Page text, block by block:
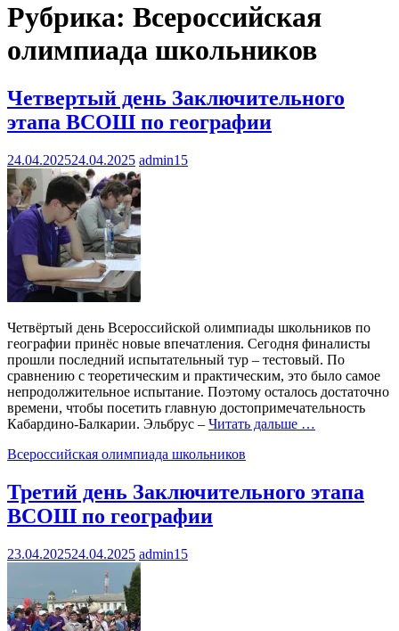
Рубрика: Всероссийская
олимпиада школьников
Четвертый день Заключительного
этапа ВСОШ по географии
24.04.202524.04.2025 admin15
Четвёртый день Всероссийской олимпиады школьников по
географии принёс новые впечатления. Сегодня финалисты
прошли последний испытательный тур – тестовый. По
сравнению с теоретическим и практическим, это было самое
непродолжительное испытание. Поэтому осталось достаточно
времени, чтобы посетить главную достопримечательность
Кабардино-Балкарии. Эльбрус – Читать дальше …
Всероссийская олимпиада школьников
Третий день Заключительного этапа
ВСОШ по географии
23.04.202524.04.2025 admin15